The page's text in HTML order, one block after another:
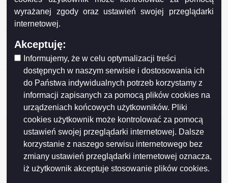
wyrażanej zgody oraz ustawień swojej przeglądarki
internetowej.
Akceptuję:
Informujemy, że w celu optymalizacji treści
dostępnych w naszym serwisie i dostosowania ich
do Państwa indywidualnych potrzeb korzystamy z
informacji zapisanych za pomocą plików cookies na
urządzeniach końcowych użytkowników. Pliki
cookies użytkownik może kontrolować za pomocą
ustawień swojej przeglądarki internetowej. Dalsze
korzystanie z naszego serwisu internetowego bez
zmiany ustawień przeglądarki internetowej oznacza,
iż użytkownik akceptuje stosowanie plików cookies.
Informacja o zamiarze zakupu węgla dla gospodarstw
domowych mieszkańców miasta Suwałki.
AGP-RU Ogłoszenie o przystąpieniu do sporządzenia
mpzp terenu ograniczonego ulicami: Utratą, Sportową,
Walerego Romana i terenem kolejowym w Suwałkach
AGP-RU Ogłoszenie o przystąpieniu do sporządzenia
mpzp terenu centrum handlowego „Suwałki Plaza”
wraz z przyległymi ulicami: Generała Józefa
Dwernickiego i Teofila Noniewicza w Suwałkach
Obwieszczenie o wydaniu postanowienia o
zawieszeniu postępowania w sprawie wydania decyzji
o środowiskowych uwarunkowaniach dla
przedsięwzięcia polegającego na budowie fabryki płyt
drewnopochodnych MDF i HDF